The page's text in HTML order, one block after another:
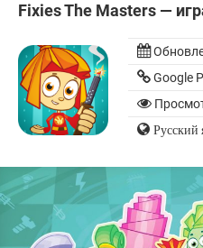
Fixies The Masters —
Google
Русский